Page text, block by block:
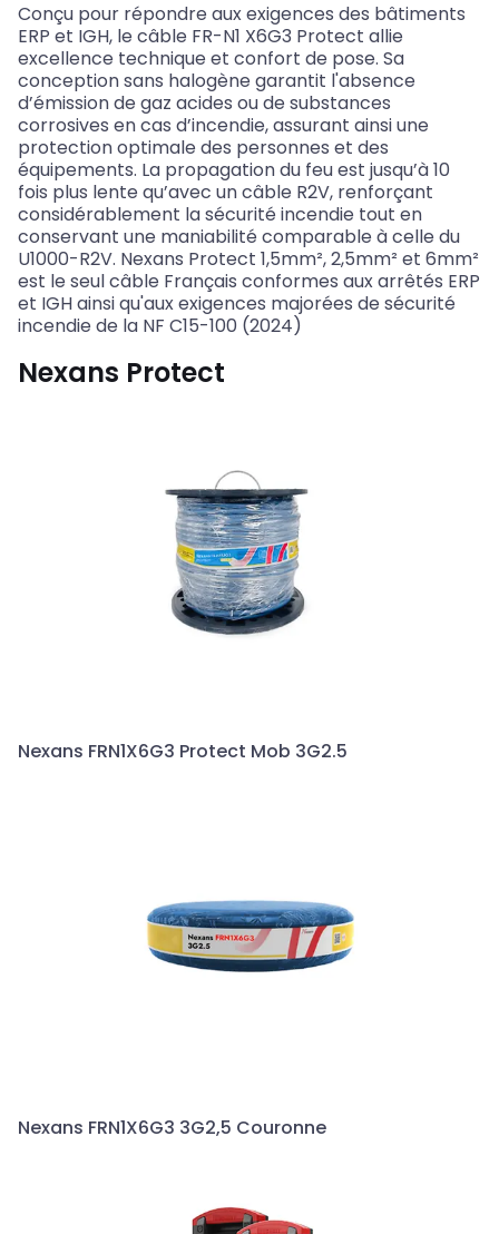
Conçu pour répondre aux exigences des bâtiments
ERP et IGH, le câble FR-N1 X6G3 Protect allie
excellence technique et confort de pose. Sa
conception sans halogène garantit l'absence
d’émission de gaz acides ou de substances
corrosives en cas d’incendie, assurant ainsi une
protection optimale des personnes et des
équipements. La propagation du feu est jusqu’à 10
fois plus lente qu’avec un câble R2V, renforçant
considérablement la sécurité incendie tout en
conservant une maniabilité comparable à celle du
U1000-R2V. Nexans Protect 1,5mm², 2,5mm² et 6mm²
est le seul câble Français conformes aux arrêtés ERP
et IGH ainsi qu'aux exigences majorées de sécurité
incendie de la NF C15-100 (2024)
Nexans Protect
Nexans FRN1X6G3 Protect Mob 3G2.5
Nexans FRN1X6G3 3G2,5 Couronne